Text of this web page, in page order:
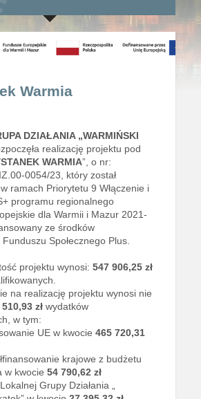
Warmia
DZIAŁANIA „WARMIŃSKI
realizację projektu pod
WARMIA”, o nr:
0054/23, który został
ramach Priorytetu 9 Włączenie i
programu regionalnego
dla Warmii i Mazur 2021-
ze środków
Społecznego Plus.
projektu wynosi:547 906,25 zł
na realizację projektu wynosi nie
zł wydatków
w tym:
UE w kwocie465 720,31
krajowe z budżetu
w kwocie54 790,62 zł
Grupy Działania „